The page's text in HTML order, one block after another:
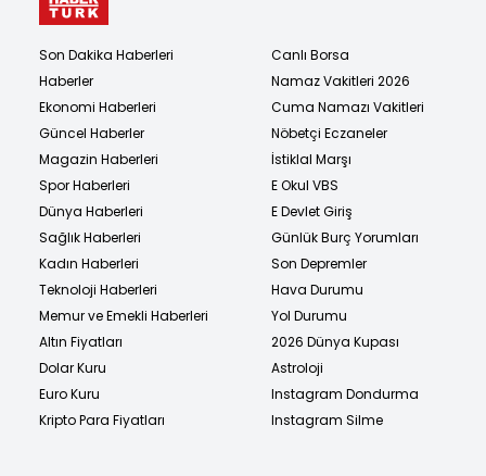
Son Dakika Haberleri
Haberler
Ekonomi Haberleri
Güncel Haberler
Magazin Haberleri
Spor Haberleri
Dünya Haberleri
Sağlık Haberleri
Kadın Haberleri
Teknoloji Haberleri
Memur ve Emekli Haberleri
Altın Fiyatları
Dolar Kuru
Euro Kuru
Kripto Para Fiyatları
Canlı Borsa
Namaz Vakitleri 2026
Cuma Namazı Vakitleri
Nöbetçi Eczaneler
İstiklal Marşı
E Okul VBS
E Devlet Giriş
Günlük Burç Yorumları
Son Depremler
Hava Durumu
Yol Durumu
2026 Dünya Kupası
Astroloji
Instagram Dondurma
Instagram Silme